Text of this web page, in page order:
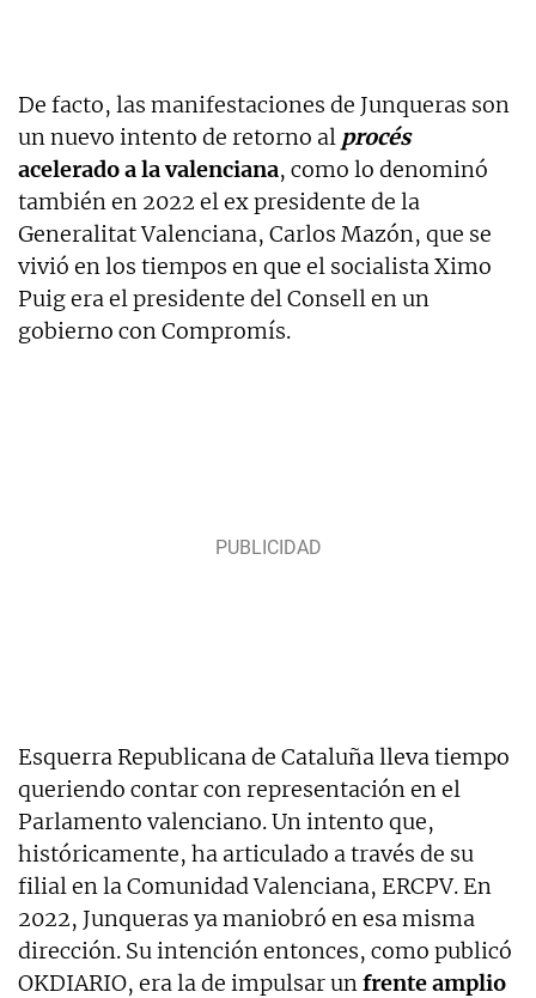
De facto, las manifestaciones de Junqueras son
un nuevo intento de retorno al procés
acelerado a la valenciana, como lo denominó
también en 2022 el ex presidente de la
Generalitat Valenciana, Carlos Mazón, que se
vivió en los tiempos en que el socialista Ximo
Puig era el presidente del Consell en un
gobierno con Compromís.
Esquerra Republicana de Cataluña lleva tiempo
queriendo contar con representación en el
Parlamento valenciano. Un intento que,
históricamente, ha articulado a través de su
filial en la Comunidad Valenciana, ERCPV. En
2022, Junqueras ya maniobró en esa misma
dirección. Su intención entonces, como publicó
OKDIARIO, era la de impulsar unfrente amplio